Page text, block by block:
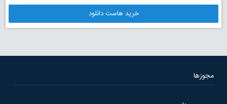
خرید هاست دانلود
مجوزها